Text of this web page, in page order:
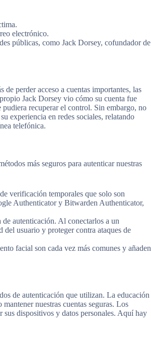
electrónico.
públicas, como Jack Dorsey, cofundador de
perder acceso a cuentas importantes, las
Jack Dorsey vio cómo su cuenta fue
pudiera recuperar el control. Sin embargo, no
experiencia en redes sociales, relatando
telefónica.
más seguros para autenticar nuestras
verificación temporales que solo son
Authenticator y Bitwarden Authenticator,
autenticación. Al conectarlos a un
usuario y proteger contra ataques de
facial son cada vez más comunes y añaden
de autenticación que utilizan. La educación
nuestras cuentas seguras. Los
sus dispositivos y datos personales. Aquí hay